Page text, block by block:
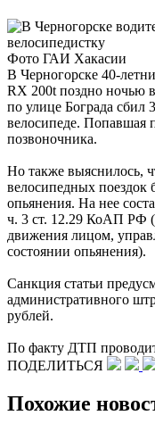
Фото ГАИ Хакасии
В Черногорске 40-
RX 200t поздно ночью
по улице Бограда
велосипеде. Попавшая
позвоночника.
Но также выяснилось,
велосипедных поездок
опьянения. На нее
ч. 3 ст. 12.29 КоАП РФ
движения лицом,
состоянии опьянения).
Санкция статьи
административного
рублей.
По факту ДТП
ПОДЕЛИТЬСЯ
Похожие